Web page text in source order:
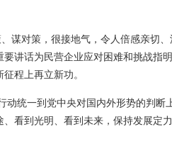
谋对策，很接地气，令人倍感亲切
讲话为民营企业应对困难和挑战指
程上再立新功。
动统一到党中央对国内外形势的判断
看到光明、看到未来，保持发展定